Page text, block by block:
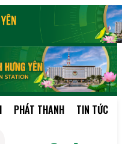
PHÁT THANH TIN TỨC